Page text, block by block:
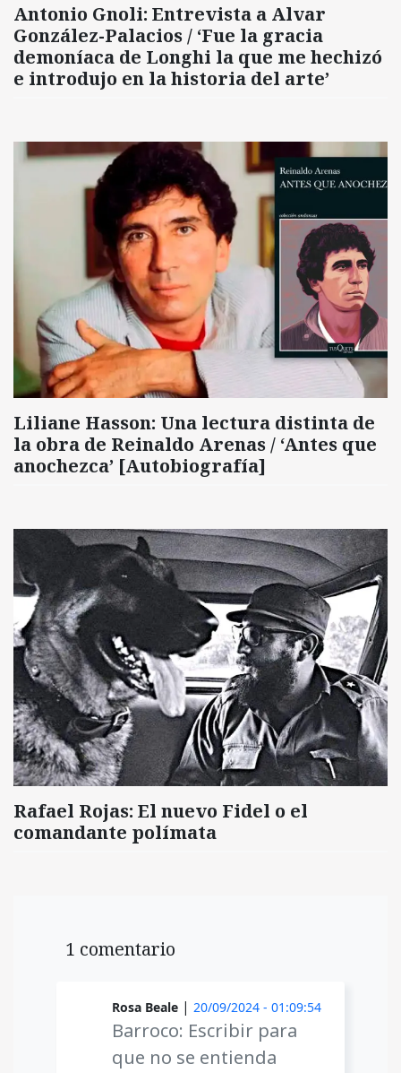
Antonio Gnoli: Entrevista a Alvar
González-Palacios / ‘Fue la gracia
demoníaca de Longhi la que me hechizó
e introdujo en la historia del arte’
Liliane Hasson: Una lectura distinta de
la obra de Reinaldo Arenas / ‘Antes que
anochezca’ [Autobiografía]
Rafael Rojas: El nuevo Fidel o el
comandante polímata
1 comentario
Rosa Beale | 20/09/2024 - 01:09:54
Barroco: Escribir para
que no se entienda